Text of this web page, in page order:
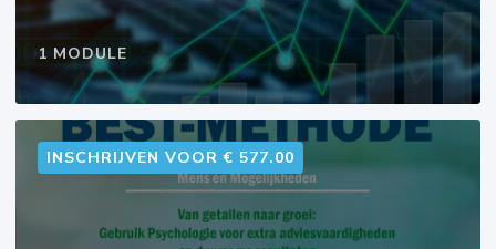
1 MODULE
INSCHRIJVEN VOOR € 577.00